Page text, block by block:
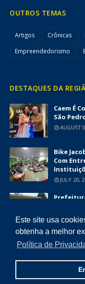
Este site usa
obtenha a melhor
Política de
OUTROS TEMAS
Artigos Crônicas
Empreendedorismo
DESTAQUES DA
Caem É
São
AUGUST
Bike
Com
JULY 20,
JUNE 12,
Quem Somos